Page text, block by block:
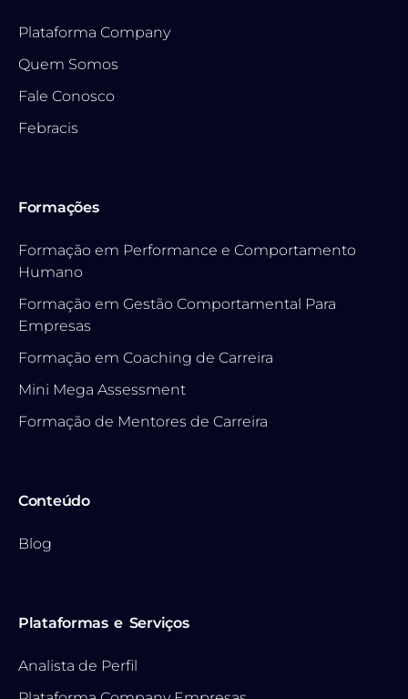
Plataforma Company
Quem Somos
Fale Conosco
Febracis
Formações
Formação em Performance e Comportamento
Humano
Formação em Gestão Comportamental Para
Empresas
Formação em Coaching de Carreira
Mini Mega Assessment
Formação de Mentores de Carreira
Conteúdo
Blog
Plataformas e Serviços
Analista de Perfil